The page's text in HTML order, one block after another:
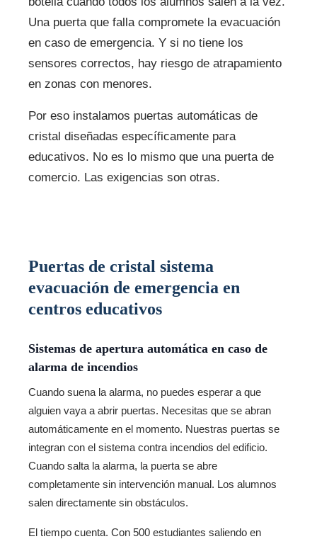
Una puerta que falla compromete la evacuación
en caso de emergencia. Y si no tiene los
sensores correctos, hay riesgo de atrapamiento
en zonas con menores.
Por eso instalamos puertas automáticas de
cristal diseñadas específicamente para
educativos. No es lo mismo que una puerta de
comercio. Las exigencias son otras.
Puertas de cristal sistema
evacuación de emergencia en
centros educativos
Sistemas de apertura automática en caso de
alarma de incendios
Cuando suena la alarma, no puedes esperar a que
alguien vaya a abrir puertas. Necesitas que se abran
automáticamente en el momento. Nuestras puertas se
integran con el sistema contra incendios del edificio.
Cuando salta la alarma, la puerta se abre
completamente sin intervención manual. Los alumnos
salen directamente sin obstáculos.
El tiempo cuenta. Con 500 estudiantes saliendo en